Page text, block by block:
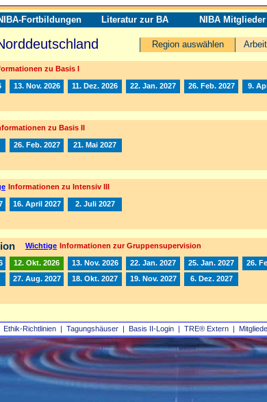
Ethik-Richtlinien | Tagungshäuser | Basis II‑Login | TRE® Extern |
Fortbildungen Literatur zur BA NIBA Mitglieder
Region auswählen
zu Basis I
13. Nov. 2026 11. Dez. 2026 22. Jan. 2027 26. Feb. 2027 9.
zu Basis II
26. Feb. 2027 21. Mai 2027
Informationen zu Intensiv III
16. April 2027 2. Juli 2027
Wichtige Informationen zur Gruppensupervision
12. Okt. 2026 13. Nov. 2026 22. Jan. 2027 25. Jan. 2027 26.
27. Aug. 2027 18. Okt. 2027 19. Nov. 2027 6. Dez. 2027